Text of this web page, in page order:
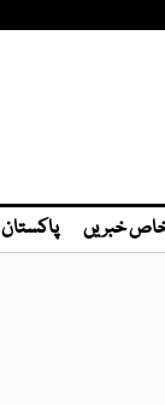
خبریں پاکستان